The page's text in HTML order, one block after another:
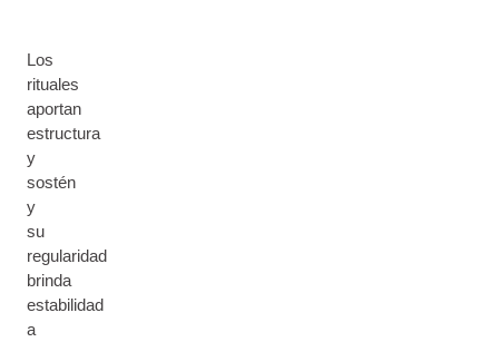
Los
rituales
aportan
estructura
y
sostén
y
su
regularidad
brinda
estabilidad
a